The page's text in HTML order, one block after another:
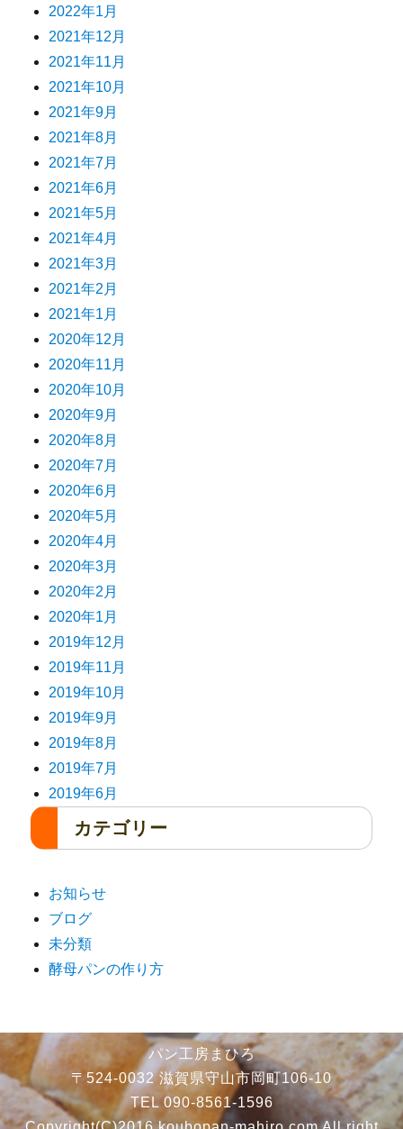
2022年1月
2021年12月
2021年11月
2021年10月
2021年9月
2021年8月
2021年7月
2021年6月
2021年5月
2021年4月
2021年3月
2021年2月
2021年1月
2020年12月
2020年11月
2020年10月
2020年9月
2020年8月
2020年7月
2020年6月
2020年5月
2020年4月
2020年3月
2020年2月
2020年1月
2019年12月
2019年11月
2019年10月
2019年9月
2019年8月
2019年7月
2019年6月
カテゴリー
お知らせ
ブログ
未分類
酵母パンの作り方
パン工房まひろ
〒524-0032 滋賀県守山市岡町106-10
TEL 090-8561-1596